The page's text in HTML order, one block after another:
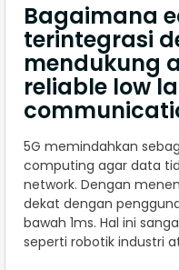
Bagaimana
terintegrasi
mendukung
reliable low
5G memindahkan
computing agar data
network. Dengan
dekat dengan
bawah 1ms. Hal ini
seperti robotik industri